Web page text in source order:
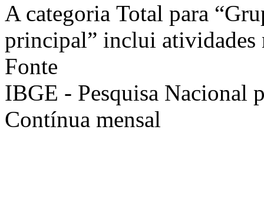
A categoria Total para
principal” inclui atividades
Fonte
IBGE - Pesquisa Nacional
Contínua mensal